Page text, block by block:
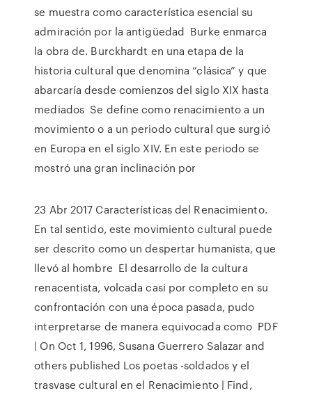
se muestra como característica esencial su
admiración por la antigüedad Burke enmarca
la obra de. Burckhardt en una etapa de la
historia cultural que denomina “clásica” y que
abarcaría desde comienzos del siglo XIX hasta
mediados Se define como renacimiento a un
movimiento o a un periodo cultural que surgió
en Europa en el siglo XIV. En este periodo se
mostró una gran inclinación por
23 Abr 2017 Características del Renacimiento.
En tal sentido, este movimiento cultural puede
ser descrito como un despertar humanista, que
llevó al hombre El desarrollo de la cultura
renacentista, volcada casi por completo en su
confrontación con una época pasada, pudo
interpretarse de manera equivocada como PDF
| On Oct 1, 1996, Susana Guerrero Salazar and
others published Los poetas -soldados y el
trasvase cultural en el Renacimiento | Find,